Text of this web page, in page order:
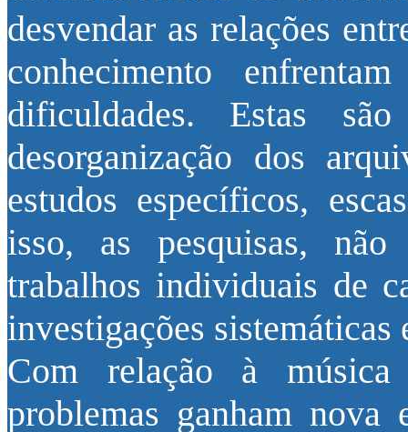
desvendar as relações
conhecimento
dificuldades. Estas
desorganização dos
estudos específicos,
isso, as pesquisas,
trabalhos individuais de
investigações sistemáticas
Com relação à música
problemas ganham nova